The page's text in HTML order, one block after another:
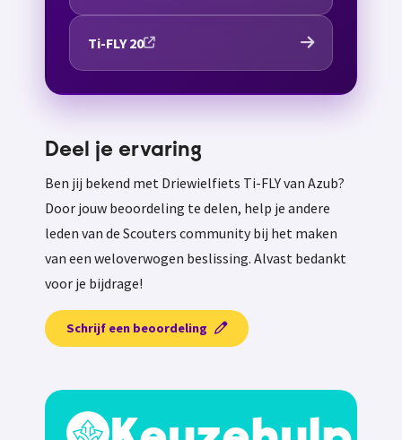
Ti-FLY 20
Deel je ervaring
Ben jij bekend met Driewielfiets Ti-FLY van Azub?
Door jouw beoordeling te delen, help je andere
leden van de Scouters community bij het maken
van een weloverwogen beslissing. Alvast bedankt
voor je bijdrage!
Schrijf een beoordeling